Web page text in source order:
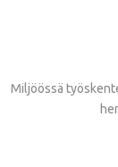
Miljöössä